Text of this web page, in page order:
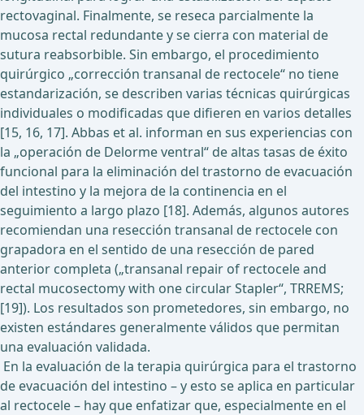
rectovaginal. Finalmente, se reseca parcialmente la
mucosa rectal redundante y se cierra con material de
sutura reabsorbible. Sin embargo, el procedimiento
quirúrgico „corrección transanal de rectocele“ no tiene
estandarización, se describen varias técnicas quirúrgicas
individuales o modificadas que difieren en varios detalles
[15, 16, 17]. Abbas et al. informan en sus experiencias con
la „operación de Delorme ventral“ de altas tasas de éxito
funcional para la eliminación del trastorno de evacuación
del intestino y la mejora de la continencia en el
seguimiento a largo plazo [18]. Además, algunos autores
recomiendan una resección transanal de rectocele con
grapadora en el sentido de una resección de pared
anterior completa („transanal repair of rectocele and
rectal mucosectomy with one circular Stapler“, TRREMS;
[19]). Los resultados son prometedores, sin embargo, no
existen estándares generalmente válidos que permitan
una evaluación validada.
En la evaluación de la terapia quirúrgica para el trastorno
de evacuación del intestino – y esto se aplica en particular
al rectocele – hay que enfatizar que, especialmente en el